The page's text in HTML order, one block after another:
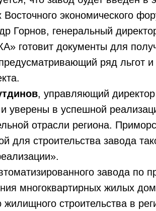
Восточного экономического
Горнов, генеральный
готовит документы для
ряд льгот и
, управляющий
в успешной
отрасли региона.
для строительства завода
завода по
многоквартирных жилых
жилищного строительства в